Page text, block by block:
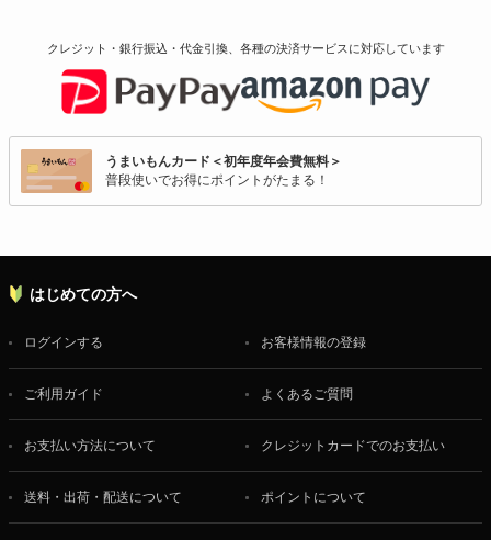
クレジット・銀行振込・代金引換、各種の決済サービスに対応しています
うまいもんカード＜初年度年会費無料＞
普段使いでお得にポイントがたまる！
はじめての方へ
ログインする お客様情報の登録
ご利用ガイド よくあるご質問
お支払い方法について クレジットカードでのお支払い
送料・出荷・配送について ポイントについて